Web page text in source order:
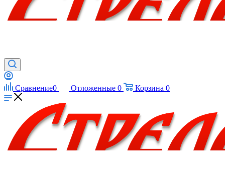
Сравнение0 Отложенные 0 Корзина 0